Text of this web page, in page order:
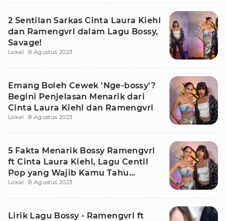
2 Sentilan Sarkas Cinta Laura Kiehl
dan Ramengvrl dalam Lagu Bossy,
Savage!
Lokal 8 Agustus 2023
Emang Boleh Cewek 'Nge-bossy'?
Begini Penjelasan Menarik dari
Cinta Laura Kiehl dan Ramengvrl
Lokal 8 Agustus 2023
5 Fakta Menarik Bossy Ramengvrl
ft Cinta Laura Kiehl, Lagu Centil
Pop yang Wajib Kamu Tahu
Maknanya!
Lokal 8 Agustus 2023
Lirik Lagu Bossy - Ramengvrl ft